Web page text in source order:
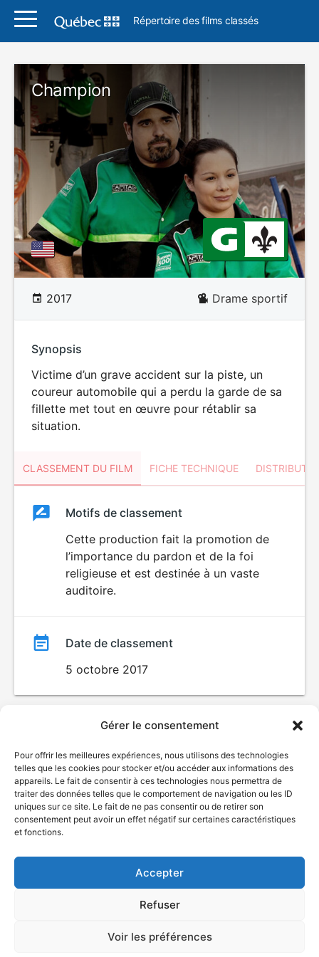
Gérer le consentement
Pour offrir les meilleures expériences, nous utilisons des technologies
telles que les cookies pour stocker et/ou accéder aux informations des
appareils. Le fait de consentir à ces technologies nous permettra de
traiter des données telles que le comportement de navigation ou les ID
uniques sur ce site. Le fait de ne pas consentir ou de retirer son
consentement peut avoir un effet négatif sur certaines caractéristiques
et fonctions.
Accepter
Refuser
Voir les préférences
Répertoire des films classés
Champion
2017 Drame sportif
Synopsis
Victime d’un grave accident sur la piste, un
coureur automobile qui a perdu la garde de sa
fillette met tout en œuvre pour rétablir sa
situation.
CLASSEMENT DU FILM FICHE TECHNIQUE
ClassementClassement
Motifs de classement
Cette production fait la promotion de
l’importance du pardon et de la foi
religieuse et est destinée à un vaste
auditoire.
Date de classement
5 octobre 2017
© Gouvernement du Québec, 2026
Nous joindre
Plan du site
Accès à l'information
Politique de confidentialité